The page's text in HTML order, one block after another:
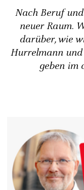
Nach Beruf
neuer Raum.
darüber, wie
Hurrelmann
geben im